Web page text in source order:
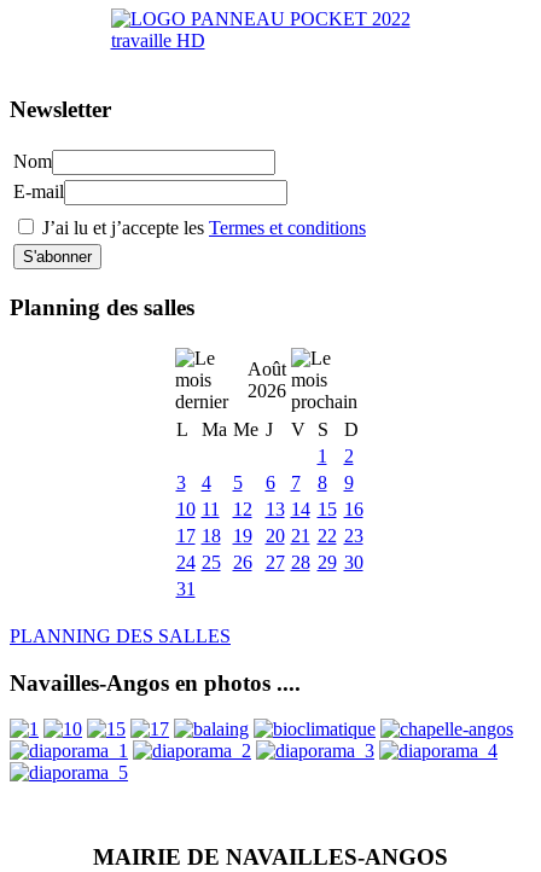
Newsletter
Nom
E-mail
J’ai lu et j’accepte les Termes et conditions
Planning des salles
Août
2026
L
Ma Me J V S
D
1
2
3
4 5 6 7 8
9
10 11 12 13 14 15 16
17 18 19 20 21 22 23
24 25 26 27 28 29 30
31
PLANNING DES SALLES
Navailles-Angos en photos ....
MAIRIE DE NAVAILLES-ANGOS